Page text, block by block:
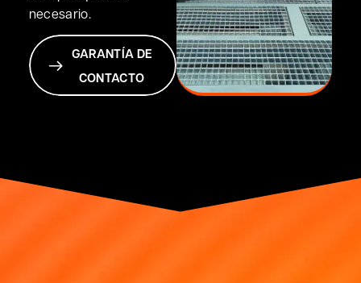
necesario.
GARANTÍA DE
CONTACTO